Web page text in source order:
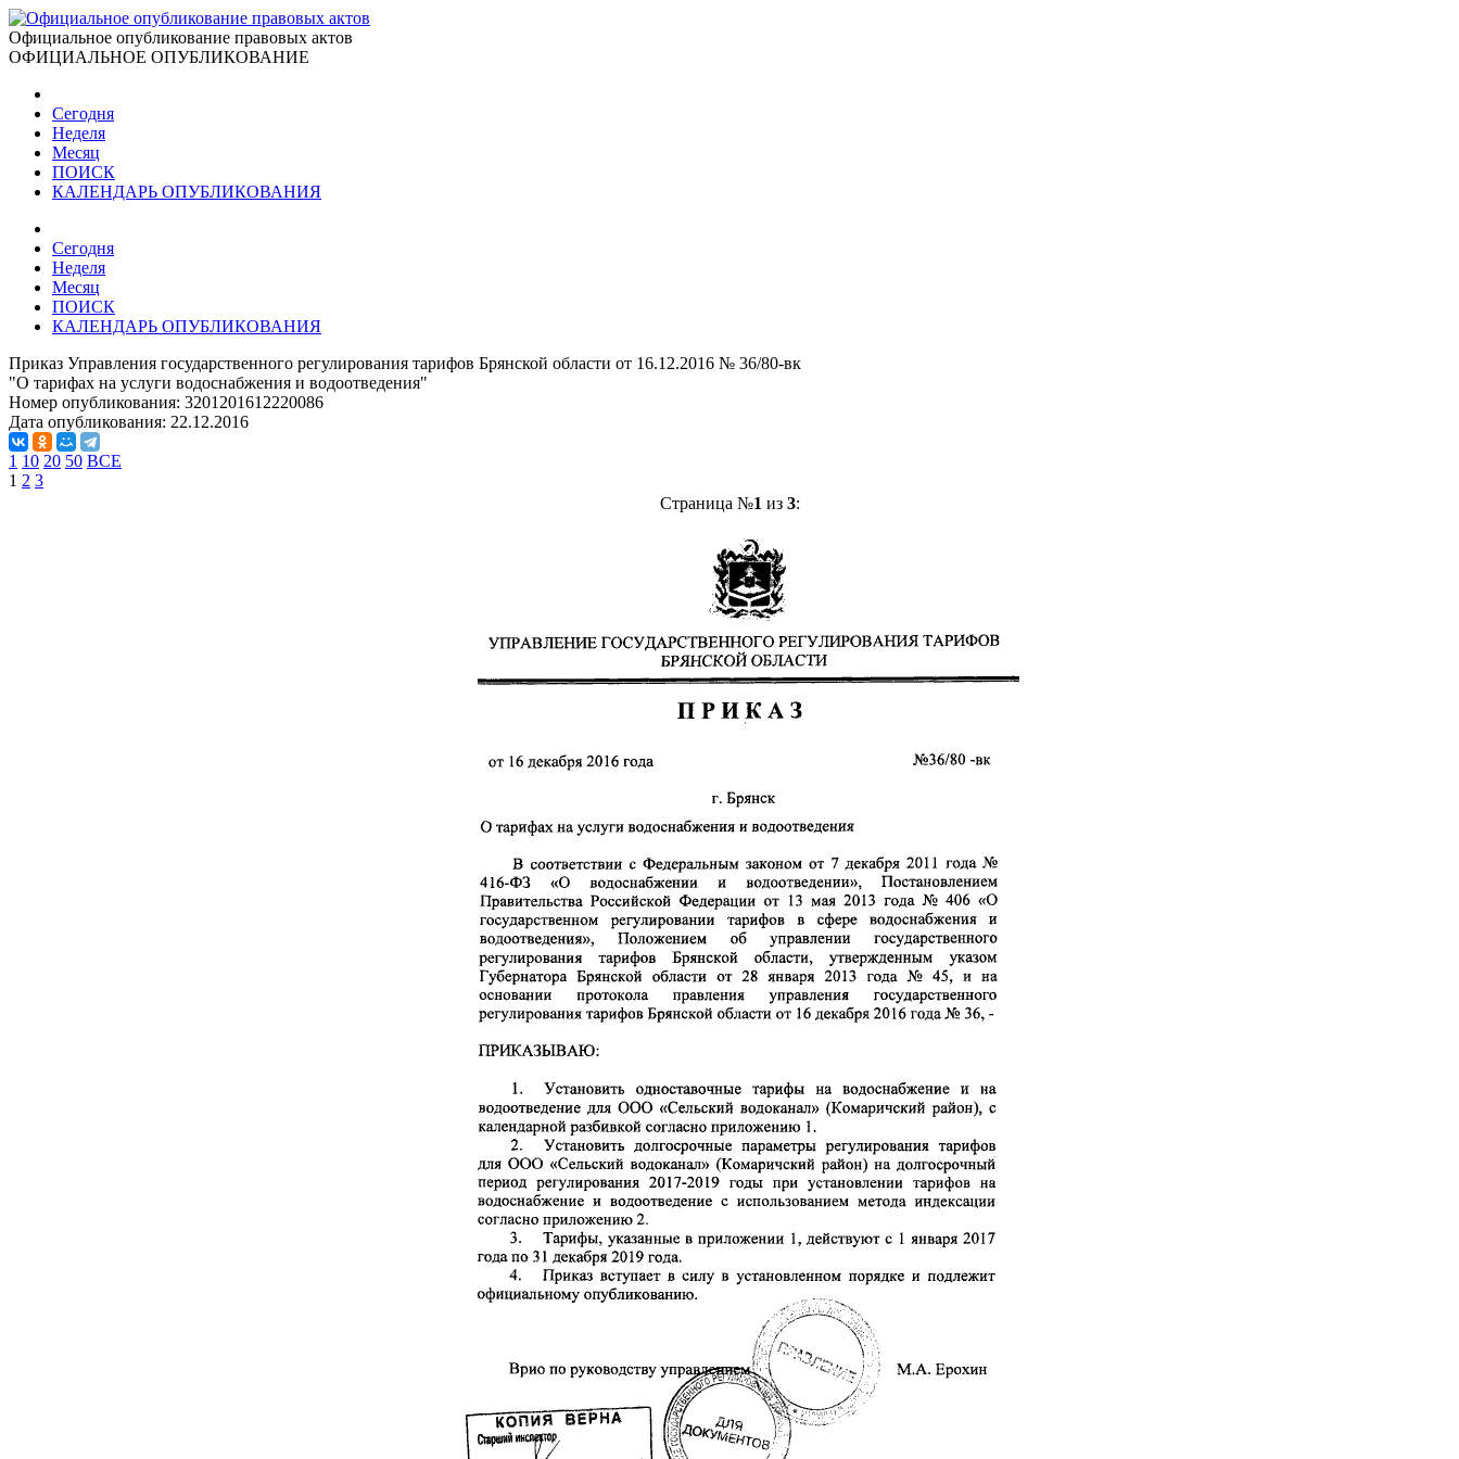
Официальное опубликование правовых актов
ОФИЦИАЛЬНОЕ ОПУБЛИКОВАНИЕ
Сегодня
Неделя
Месяц
ПОИСК
КАЛЕНДАРЬ ОПУБЛИКОВАНИЯ
Сегодня
Неделя
Месяц
ПОИСК
КАЛЕНДАРЬ ОПУБЛИКОВАНИЯ
Приказ Управления государственного регулирования тарифов Брянской области от 16.12.2016 № 36/80-вк
"О тарифах на услуги водоснабжения и водоотведения"
Номер опубликования: 3201201612220086
Дата опубликования: 22.12.2016
1 10 20 50 ВСЕ
1 2 3
Страница №1 из 3: